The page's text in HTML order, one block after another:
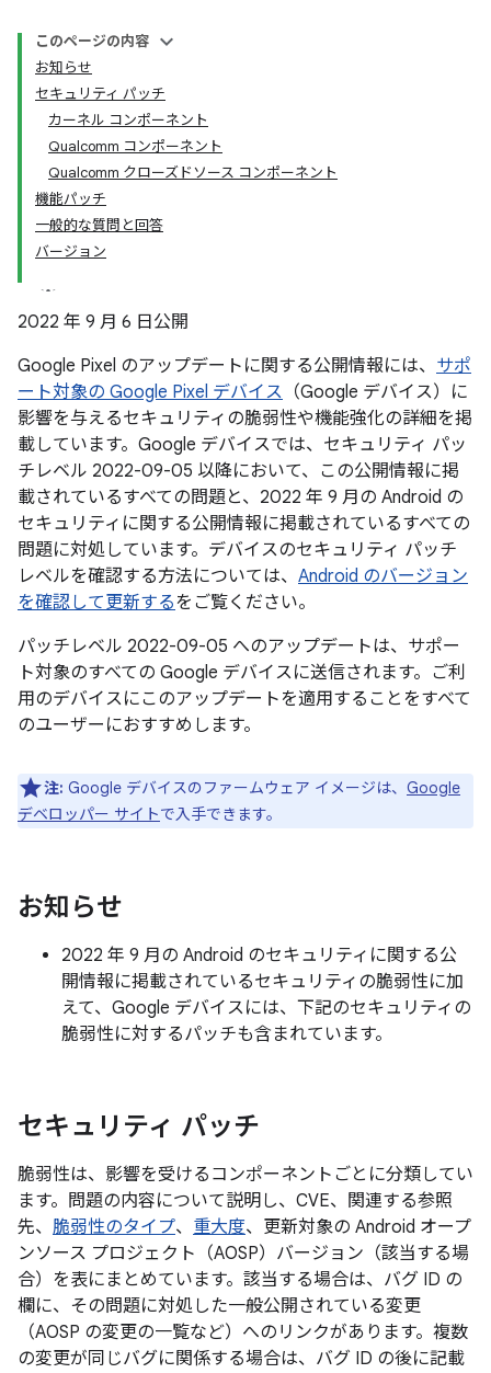
このページの内容
お知らせ
セキュリティ パッチ
カーネル コンポーネント
Qualcomm コンポーネント
Qualcomm クローズドソース コンポーネント
機能パッチ
一般的な質問と回答
バージョン
2022 年 9 月 6 日公開
Google Pixel のアップデートに関する公開情報には、 サポ
ート対象の Google Pixel デバイス （Google デバイス）に
影響を与えるセキュリティの脆弱性や機能強化の詳細を掲
載しています。Google デバイスでは、セキュリティ パッ
チレベル 2022-09-05 以降において、この公開情報に掲
載されているすべての問題と、2022 年 9 月の Android の
セキュリティに関する公開情報に掲載されているすべての
問題に対処しています。デバイスのセキュリティ パッチ
レベルを確認する方法については、 Android のバージョン
を確認して更新するをご覧ください。
パッチレベル 2022-09-05 へのアップデートは、サポー
ト対象のすべての Google デバイスに送信されます。ご利
用のデバイスにこのアップデートを適用することをすべて
のユーザーにおすすめします。
注: Google デバイスのファームウェア イメージは、 Google
デベロッパー サイトで入手できます。
お知らせ
2022 年 9 月の Android のセキュリティに関する公
開情報に掲載されているセキュリティの脆弱性に加
えて、Google デバイスには、下記のセキュリティの
脆弱性に対するパッチも含まれています。
セキュリティ パッチ
脆弱性は、影響を受けるコンポーネントごとに分類してい
ます。問題の内容について説明し、CVE、関連する参照
先、 脆弱性のタイプ、 重大度、更新対象の Android オープ
ンソース プロジェクト（AOSP）バージョン（該当する場
合）を表にまとめています。該当する場合は、バグ ID の
欄に、その問題に対処した一般公開されている変更
（AOSP の変更の一覧など）へのリンクがあります。複数
の変更が同じバグに関係する場合は、バグ ID の後に記載